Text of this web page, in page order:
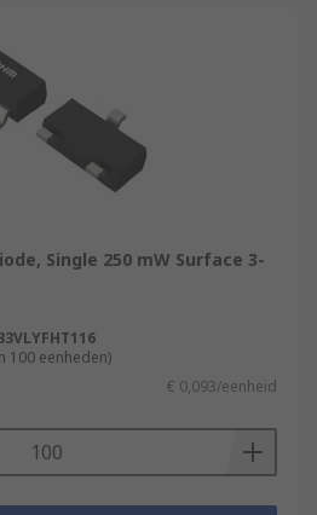
Single 250 mW Surface 3-
100 eenheden)
€ 0,093/eenheid